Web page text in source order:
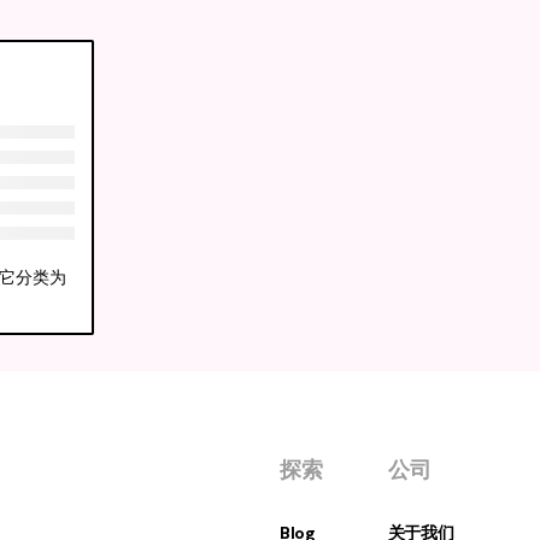
分类为
探索
Blog
公司
关于我们